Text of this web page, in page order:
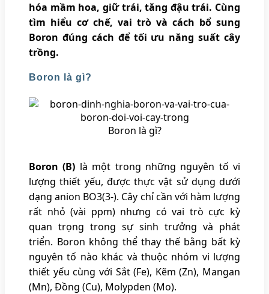
hóa mầm hoa, giữ trái, tăng đậu trái. Cùng
tìm hiểu cơ chế, vai trò và cách bổ sung
Boron đúng cách để tối ưu năng suất cây
trồng.
Boron là gì?
Boron là gì?
Boron (B) là một trong những nguyên tố vi
lượng thiết yếu, được thực vật sử dụng dưới
dạng anion BO3(3-). Cây chỉ cần với hàm lượng
rất nhỏ (vài ppm) nhưng có vai trò cực kỳ
quan trọng trong sự sinh trưởng và phát
triển. Boron không thể thay thế bằng bất kỳ
nguyên tố nào khác và thuộc nhóm vi lượng
thiết yếu cùng với Sắt (Fe), Kẽm (Zn), Mangan
(Mn), Đồng (Cu), Molypden (Mo).